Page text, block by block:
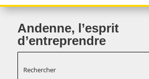
Andenne, l’esprit
d’entreprendre